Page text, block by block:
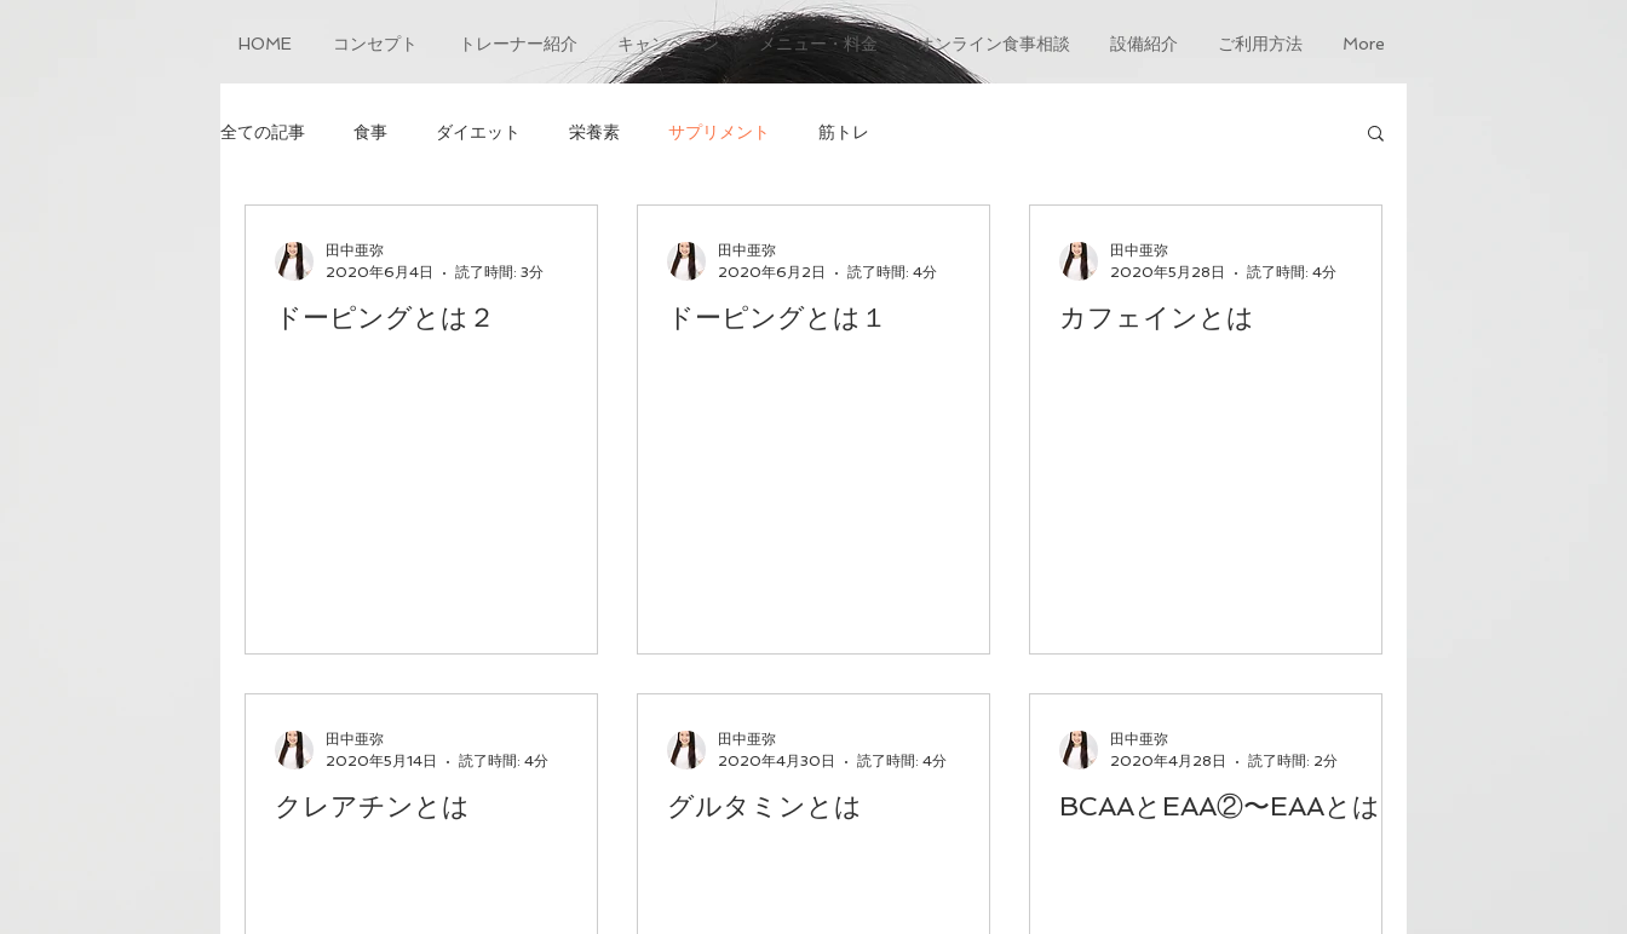
HOME コンセプト トレーナー紹介 キャンペーン メニュー・料金 オンライン食事相談 設備紹介 ご利用方法 More
全ての記事 食事 ダイエット 栄養素 サプリメント 筋トレ
ドーピングとは２
田中亜弥
2020年6月4日
読了時間: 3分
ドーピングとは１
田中亜弥
2020年6月2日
読了時間: 4分
カフェインとは
田中亜弥
2020年5月28日
読了時間: 4分
クレアチンとは
田中亜弥
2020年5月14日
読了時間: 4分
グルタミンとは
田中亜弥
2020年4月30日
読了時間: 4分
BCAAとEAA②〜EAAとは〜
田中亜弥
2020年4月28日
読了時間: 2分